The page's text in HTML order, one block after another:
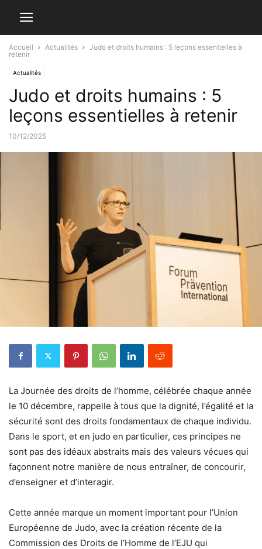
Accueil Actualités
Judo et droits humains : 5 leçons essentielles à
retenir
Actualités
Judo et droits humains : 5
leçons essentielles à retenir
10/12/2025
La Journée des droits de l’homme, célébrée chaque année
le 10 décembre, rappelle à tous que la dignité, l’égalité et la
sécurité sont des droits fondamentaux de chaque individu.
Dans le sport, et en judo en particulier, ces principes ne
sont pas des idéaux abstraits mais des valeurs vécues qui
façonnent notre manière de nous entraîner, de concourir,
d’enseigner et d’interagir.
Cette année marque un moment important pour l’Union
Européenne de Judo, avec la création récente de la
Commission des Droits de l’Homme de l’EJU qui